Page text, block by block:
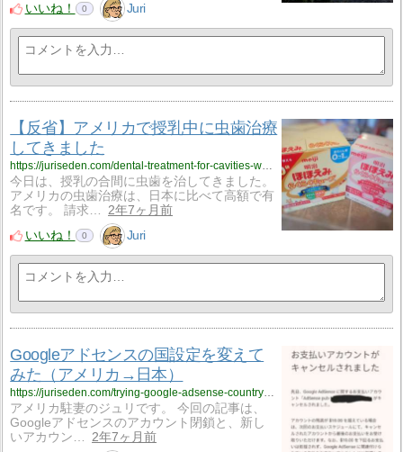
いいね！
0 Juri
【反省】アメリカで授乳中に虫歯治療
してきました
今日は、授乳の合間に虫歯を治してきました。
アメリカの虫歯治療は、日本に比べて高額で有
名です。 請求…
2年7ヶ月前
いいね！
0 Juri
Googleアドセンスの国設定を変えて
みた（アメリカ→日本）
https://juriseden.com/trying-google-adsense-country-change/?utm_source=rss&utm_medium=rss&utm_campaign=trying-google-adsense-country-change
アメリカ駐妻のジュリです。 今回の記事は、
Googleアドセンスのアカウント閉鎖と、新し
いアカウン…
2年7ヶ月前